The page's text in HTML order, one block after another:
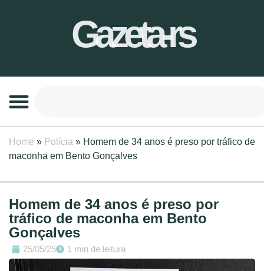
Gazeta-rs
Home » Polícia » Homem de 34 anos é preso por tráfico de
maconha em Bento Gonçalves
Homem de 34 anos é preso por
tráfico de maconha em Bento
Gonçalves
25/05/25 1 min de leitura